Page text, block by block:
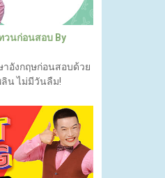
วนก่อนสอบ By
าอังกฤษก่อนสอบด้วย
ลิน ไม่มีวันลืม!